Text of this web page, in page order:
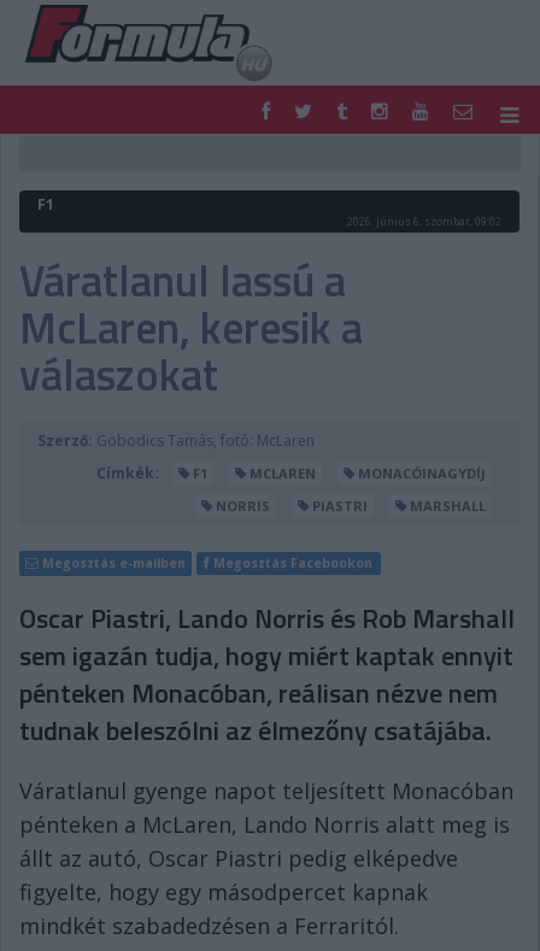
FORMULA
MOTOR
PODCAST
SHOP
LIVE
TIPPJÁTÉK
DIGITÁLIS MAGAZIN
PONTÁLLÁSOK
VERSENYNAPTÁRAK
F1
2026. június 6. szombat, 09:02
Váratlanul lassú a
McLaren, keresik a
válaszokat
Szerző: Gobodics Tamás, fotó: McLaren
Címkék:
F1 MCLAREN
MONACÓINAGYDÍJ
NORRIS
PIASTRI MARSHALL
Megosztás e-mailben Megosztás Facebookon
Oscar Piastri, Lando Norris és Rob Marshall
sem igazán tudja, hogy miért kaptak ennyit
pénteken Monacóban, reálisan nézve nem
tudnak beleszólni az élmezőny csatájába.
Váratlanul gyenge napot teljesített Monacóban
pénteken a McLaren, Lando Norris alatt meg is
állt az autó, Oscar Piastri pedig elképedve
figyelte, hogy egy másodpercet kapnak
mindkét szabadedzésen a Ferraritól.